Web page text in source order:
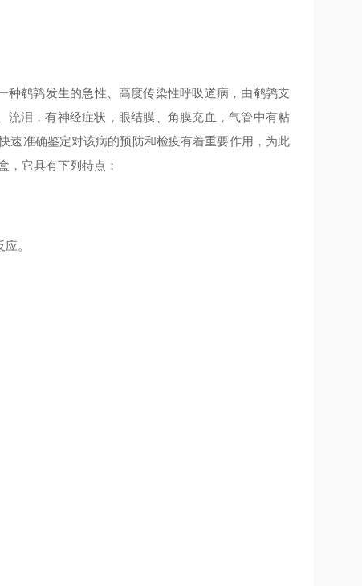
种鹌鹑发生的急性、高度传染性呼吸道病，由鹌鹑支
泪，有神经症状，眼结膜、角膜充血，气管中有粘
速准确鉴定对该病的预防和检疫有着重要作用，为此
，它具有下列特点：
。